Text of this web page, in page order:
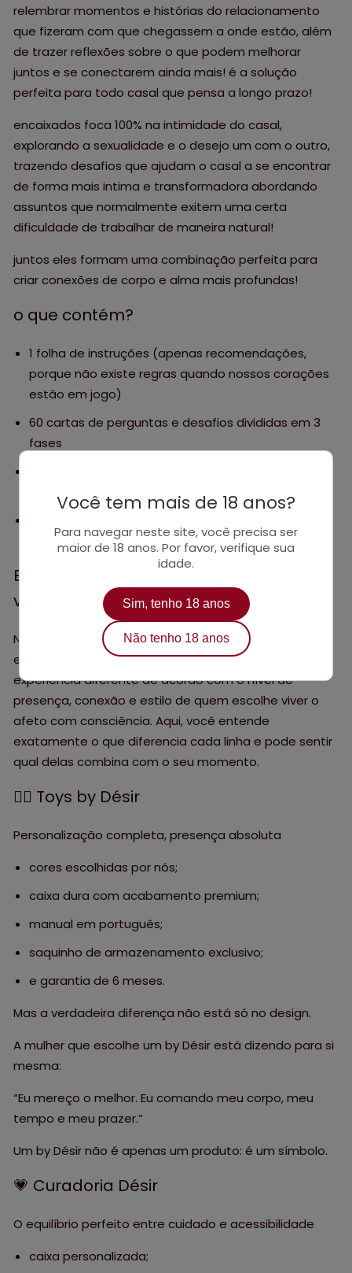
relembrar momentos e histórias do relacionamento
que fizeram com que chegassem a onde estão, além
de trazer reflexões sobre o que podem melhorar
juntos e se conectarem ainda mais! é a solução
perfeita para todo casal que pensa a longo prazo!
encaixados foca 100% na intimidade do casal,
explorando a sexualidade e o desejo um com o outro,
trazendo desafios que ajudam o casal a se encontrar
de forma mais intima e transformadora abordando
assuntos que normalmente exitem uma certa
dificuldade de trabalhar de maneira natural!
juntos eles formam uma combinação perfeita para
criar conexões de corpo e alma mais profundas!
o que contém?
1 folha de instruções (apenas recomendações,
porque não existe regras quando nossos corações
estão em jogo)
60 cartas de perguntas e desafios divididas em 3
fases
falar nada mais)
frases que são os lemas principais dos intensos)
Em todas as linhas, o que importa é
você.
Na Désir, todos os produtos passam pela nossa
escolha cuidadosa, mas cada categoria entrega uma
experiência diferente de acordo com o nível de
presença, conexão e estilo de quem escolhe viver o
afeto com consciência. Aqui, você entende
exatamente o que diferencia cada linha e pode sentir
qual delas combina com o seu momento.
❤️‍🔥 Toys by Désir
Personalização completa, presença absoluta
cores escolhidas por nós;
caixa dura com acabamento premium;
manual em português;
saquinho de armazenamento exclusivo;
e garantia de 6 meses.
Mas a verdadeira diferença não está só no design.
A mulher que escolhe um by Désir está dizendo para si
mesma:
“Eu mereço o melhor. Eu comando meu corpo, meu
tempo e meu prazer.”
Um by Désir não é apenas um produto: é um símbolo.
💗 Curadoria Désir
O equilíbrio perfeito entre cuidado e acessibilidade
caixa personalizada;
Você tem mais de 18 anos?
Para navegar neste site, você precisa ser
maior de 18 anos. Por favor, verifique sua
idade.
Sim, tenho 18 anos
Não tenho 18 anos